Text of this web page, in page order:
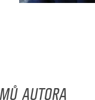
AUTORA